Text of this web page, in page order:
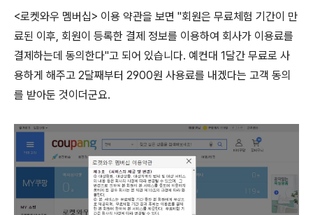
<로켓와우 멤버십> 이용 약관을 보면 "회원은 무료체험 기간이 만
료된 이후, 회원이 등록한 결제 정보를 이용하여 회사가 이용료를
결제하는데 동의한다"고 되어 있습니다. 예컨대 1달간 무료로 사
용하게 해주고 2달째부터 2900원 사용료를 내겠다는 고객 동의
를 받아둔 것이더군요.